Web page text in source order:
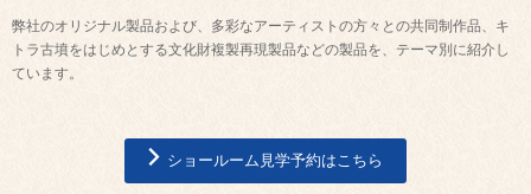
弊社のオリジナル製品および、多彩なアーティストの方々との共同制作品、キ
トラ古墳をはじめとする文化財複製再現製品などの製品を、テーマ別に紹介し
ています。
ショールーム見学予約はこちら